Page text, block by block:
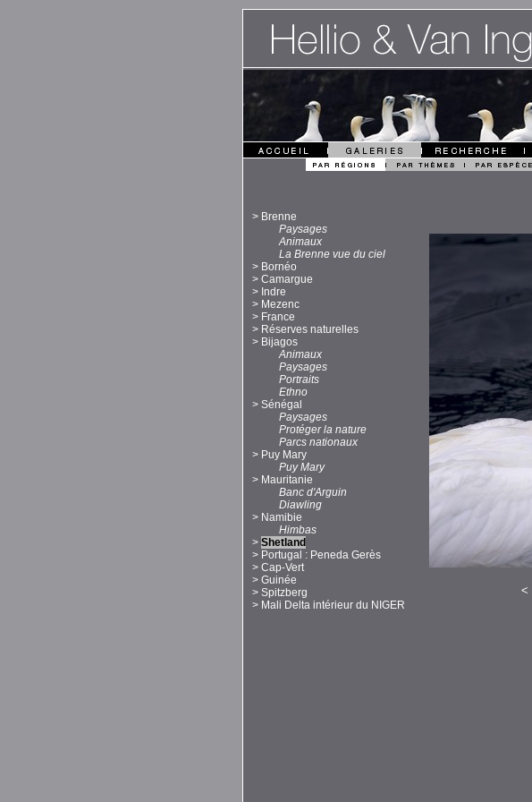
> Brenne
Paysages
Animaux
La Brenne vue du ciel
> Bornéo
> Camargue
> Indre
> Mezenc
> France
> Réserves naturelles
> Bijagos
Animaux
Paysages
Portraits
Ethno
> Sénégal
Paysages
Protéger la nature
Parcs nationaux
> Puy Mary
Puy Mary
> Mauritanie
Banc d'Arguin
Diawling
> Namibie
Himbas
> Shetland
> Portugal : Peneda Gerès
> Cap-Vert
> Guinée
> Spitzberg
> Mali Delta intérieur du NIGER
<